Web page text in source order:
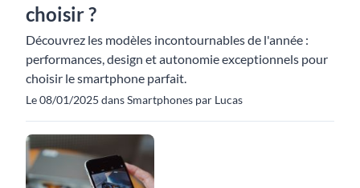
choisir ?
Découvrez les modèles incontournables de l'année :
performances, design et autonomie exceptionnels pour
choisir le smartphone parfait.
Le 08/01/2025 dans Smartphones par Lucas